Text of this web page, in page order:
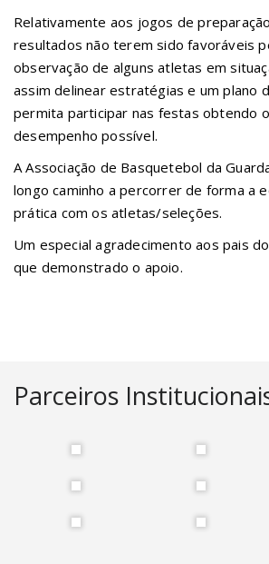
Relativamente aos jogos de
resultados não terem sido favoráveis
observação de alguns atletas em
assim delinear estratégias e um plano
permita participar nas festas obtendo
desempenho possível.
A Associação de Basquetebol da
longo caminho a percorrer de forma a
prática com os atletas/seleções.
Um especial agradecimento aos pais
que demonstrado o apoio.
Parceiros